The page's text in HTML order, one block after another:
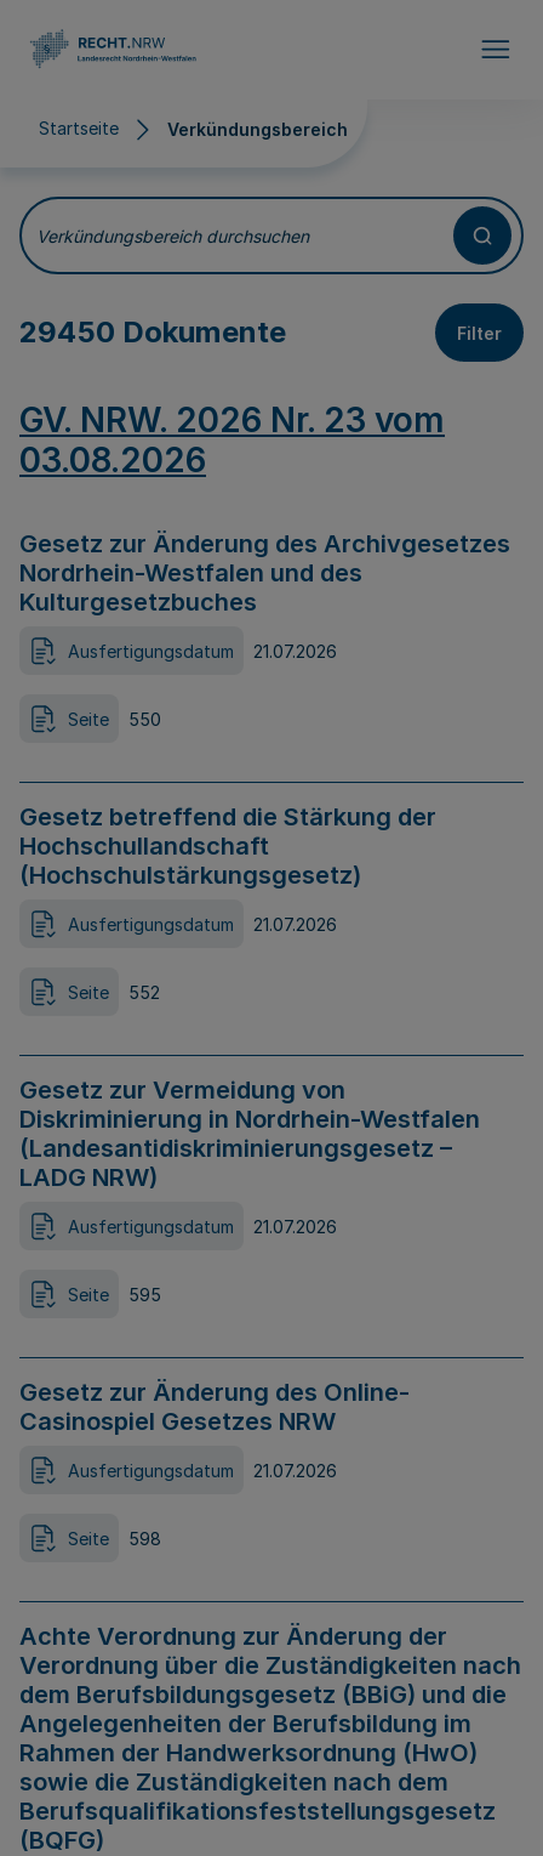
Startseite Verkündungsbereich
Verkündungsbereich
Verkündungsbereich durchsuchen
29450 Dokumente Filter
GV. NRW. 2026 Nr. 23 vom
03.08.2026
Gesetz zur Änderung des Archivgesetzes
Nordrhein-Westfalen und des
Kulturgesetzbuches
Ausfertigungsdatum 21.07.2026
Seite 550
Gesetz betreffend die Stärkung der
Hochschullandschaft
(Hochschulstärkungsgesetz)
Ausfertigungsdatum 21.07.2026
Seite 552
Gesetz zur Vermeidung von
Diskriminierung in Nordrhein-Westfalen
(Landesantidiskriminierungsgesetz –
LADG NRW)
Ausfertigungsdatum 21.07.2026
Seite 595
Gesetz zur Änderung des Online-
Casinospiel Gesetzes NRW
Ausfertigungsdatum 21.07.2026
Seite 598
Achte Verordnung zur Änderung der
Verordnung über die Zuständigkeiten nach
dem Berufsbildungsgesetz (BBiG) und die
Angelegenheiten der Berufsbildung im
Rahmen der Handwerksordnung (HwO)
sowie die Zuständigkeiten nach dem
Berufsqualifikationsfeststellungsgesetz
(BQFG)